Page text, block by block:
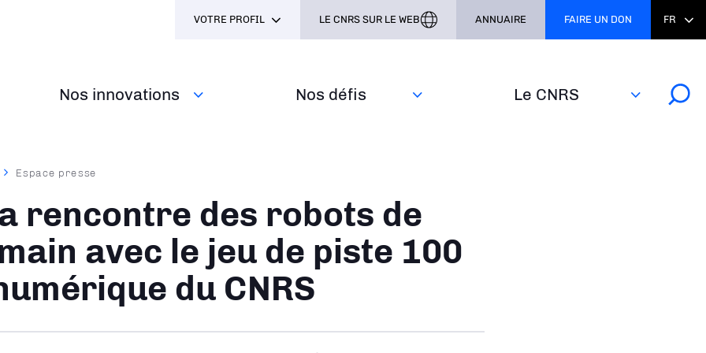
Nos innovations Nos défis‎ Le CNRS
VOTRE PROFIL LE CNRS SUR LE WEB ANNUAIRE FAIRE UN DON FR
Espace presse
rencontre des robots de
avec le jeu de piste 100
du CNRS